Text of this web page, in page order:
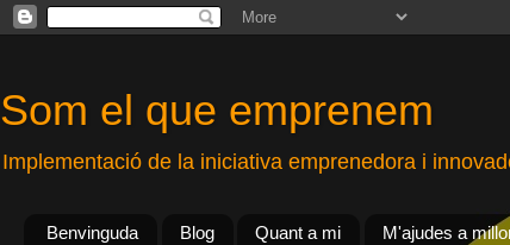
Som el que emprenem
Implementació de la iniciativa emprenedora i
Benvinguda Blog Quant a mi M'ajudes a